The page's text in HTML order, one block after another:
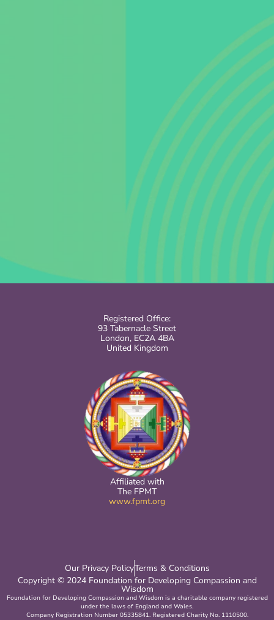
Registered Office:
93 Tabernacle Street
London, EC2A 4BA
United Kingdom
Affiliated with
The FPMT
www.fpmt.org
Our Privacy PolicyTerms & Conditions
Copyright © 2024 Foundation for Developing Compassion and
Wisdom
Foundation for Developing Compassion and Wisdom is a charitable company registered
under the laws of England and Wales.
Company Registration Number 05335841. Registered Charity No. 1110500.